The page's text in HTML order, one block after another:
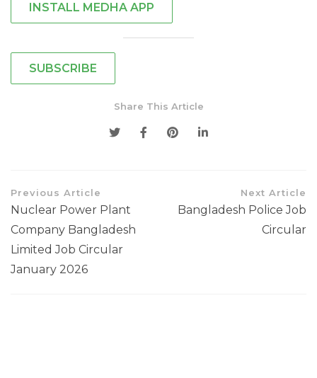
INSTALL MEDHA APP
SUBSCRIBE
Share This Article
Previous Article
Nuclear Power Plant
Company Bangladesh
Limited Job Circular
January 2026
Next Article
Bangladesh Police Job
Circular